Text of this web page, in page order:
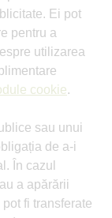
Ei pot
pentru a
utilizarea
cookie.
sau unui
de a-i
În cazul
a apărării
fi transferate